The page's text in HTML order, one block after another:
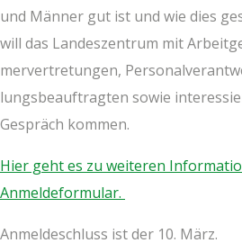
und Män­ner gut ist und wie dies
will das Lan­des­zen­trum mit
mer­ver­tre­tun­gen,
lungs­be­auf­trag­ten sowie
Gespräch kommen.
Hier geht es zu wei­te­ren
Anmeldeformular.
Anmel­de­schluss ist der 10. März.